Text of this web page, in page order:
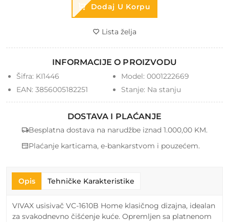
Dodaj U Korpu
Lista želja
INFORMACIJE O PROIZVODU
Šifra: KI1446 Model: 0001222669
EAN: 3856005182251 Stanje: Na stanju
DOSTAVA I PLAĆANJE
Besplatna dostava na narudžbe iznad 1.000,00 KM.
Plaćanje karticama, e-bankarstvom i pouzećem.
Opis Tehničke Karakteristike
VIVAX usisivač VC-1610B Home klasičnog dizajna, idealan
za svakodnevno čišćenje kuće. Opremljen sa platnenom